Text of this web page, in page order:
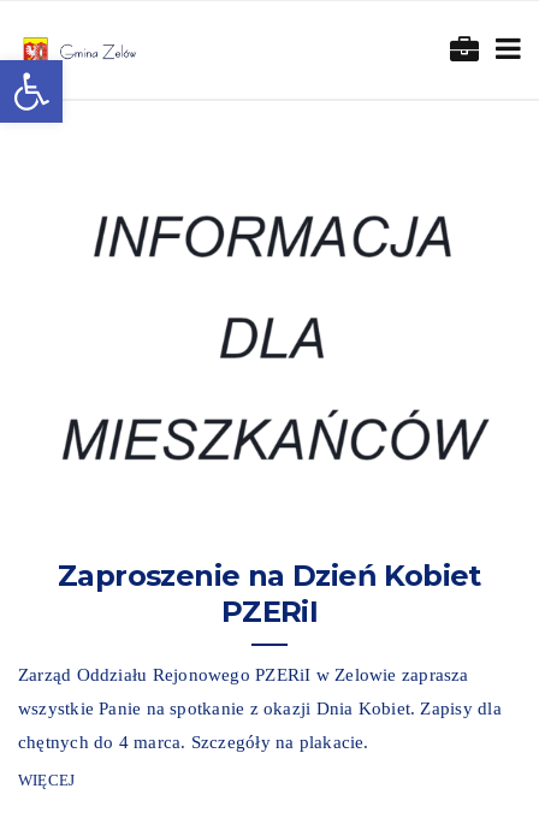
Otwórz pasek narzędzi
Zaproszenie na Dzień Kobiet
PZERiI
Zarząd Oddziału Rejonowego PZERiI w Zelowie zaprasza
wszystkie Panie na spotkanie z okazji Dnia Kobiet. Zapisy dla
chętnych do 4 marca. Szczegóły na plakacie.
WIĘCEJ